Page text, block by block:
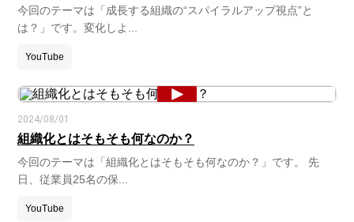
今回のテーマは「成長する組織の“スパイラルアップ視点”と
は？」です。変化しよ...
YouTube
2024/08/01
組織化とはそもそも何なのか？
今回のテーマは「組織化とはそもそも何なのか？」です。 先
日、従業員25名の保...
YouTube